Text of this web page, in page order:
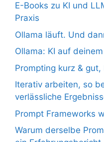
E-Books zu KI und
Praxis
Ollama läuft. Und
Ollama: KI auf
Prompting kurz &
Iterativ arbeiten, so
verlässliche
Prompt Frameworks
Warum derselbe